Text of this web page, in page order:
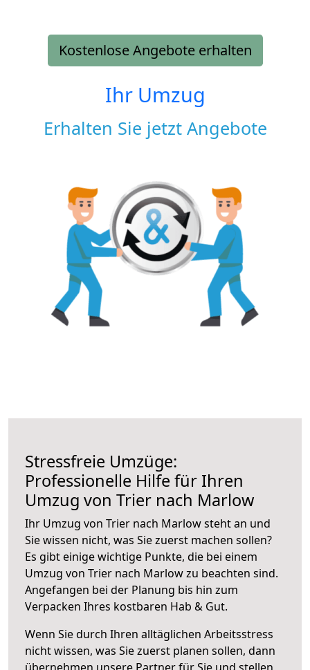
Kostenlose Angebote erhalten
Ihr Umzug
Erhalten Sie jetzt Angebote
Stressfreie Umzüge:
Professionelle Hilfe für Ihren
Umzug von Trier nach Marlow
Ihr Umzug von Trier nach Marlow steht an und
Sie wissen nicht, was Sie zuerst machen sollen?
Es gibt einige wichtige Punkte, die bei einem
Umzug von Trier nach Marlow zu beachten sind.
Angefangen bei der Planung bis hin zum
Verpacken Ihres kostbaren Hab & Gut.
Wenn Sie durch Ihren alltäglichen Arbeitsstress
nicht wissen, was Sie zuerst planen sollen, dann